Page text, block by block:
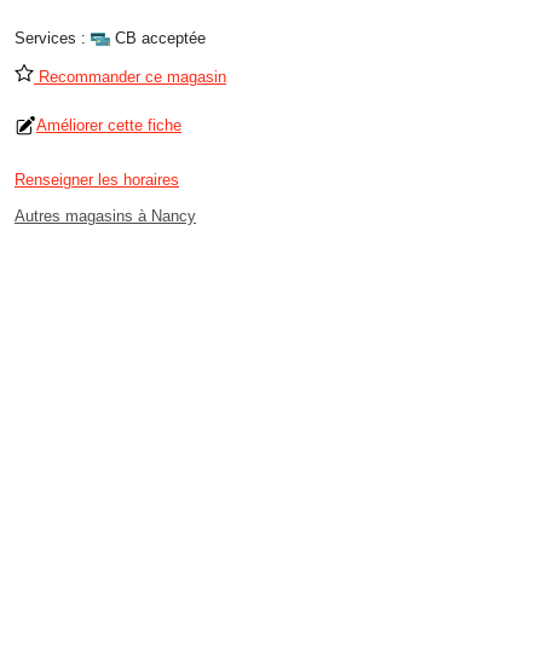
Services : CB acceptée
Recommander ce magasin
Améliorer cette fiche
Renseigner les horaires
Autres magasins à Nancy